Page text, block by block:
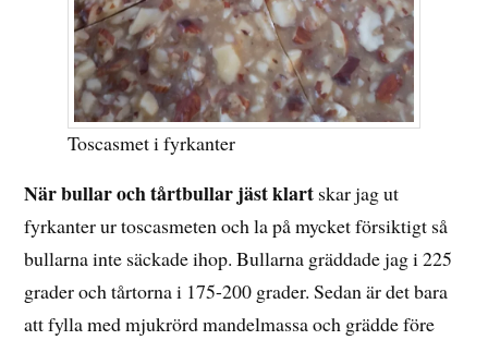
Toscasmet i fyrkanter
När bullar och tårtbullar jäst klart skar jag ut
fyrkanter ur toscasmeten och la på mycket försiktigt så
bullarna inte säckade ihop. Bullarna gräddade jag i 225
grader och tårtorna i 175-200 grader. Sedan är det bara
att fylla med mjukrörd mandelmassa och grädde före